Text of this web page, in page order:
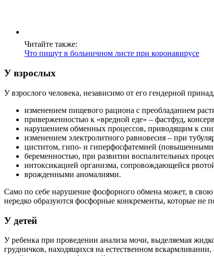
Читайте также:
Что пишут в больничном листе при коронавирусе
У взрослых
У взрослого человека, независимо от его гендерной
изменением пищевого рациона с преобладанием
приверженностью к «вредной еде» – фастфуд,
нарушением обменных процессов, приводящим к
изменением электролитного равновесия – при
циститом, гипо- и гиперфосфатемией
беременностью, при развитии воспалительных
интоксикацией организма, сопровождающейся
врожденными аномалиями.
Само по себе нарушение фосфорного обмена может, в
нередко образуются фосфорные конкременты, которые не
У детей
У ребенка при проведении анализа мочи, выделяемая
грудничков, находящихся на естественном